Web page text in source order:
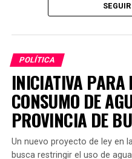
Modificaciones
El proyecto sugiere una
4°, del Código Penal, de
aplique a quienes, de
ocultar pruebas o
relacionadas con
violencia de género.
El texto aclara que no se
denunciar a sus familiares
POLÍTICA
INICIATIVA PARA
CONSUMO DE
PROVINCIA DE
Un nuevo proyecto de ley en
busca restringir el uso de